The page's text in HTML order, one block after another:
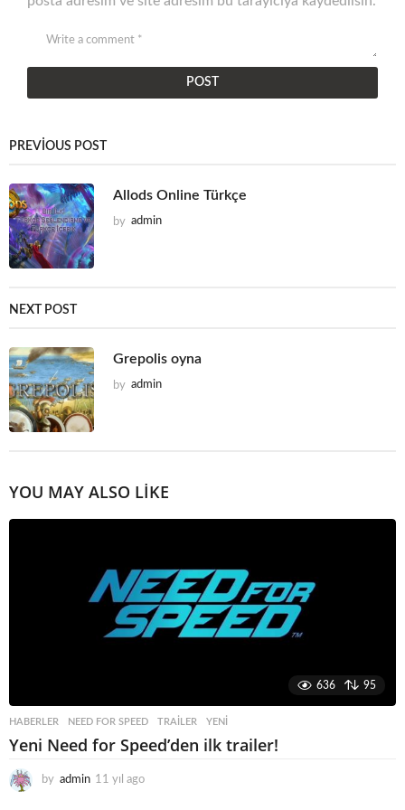
PREVIOUS POST
Allods Online Türkçe
by admin
NEXT POST
Grepolis oyna
by admin
YOU MAY ALSO LIKE
636 95
HABERLER NEED FOR SPEED ,TRAILER ,YENI
Yeni Need for Speed’den ilk trailer!
by admin 11 yıl ago